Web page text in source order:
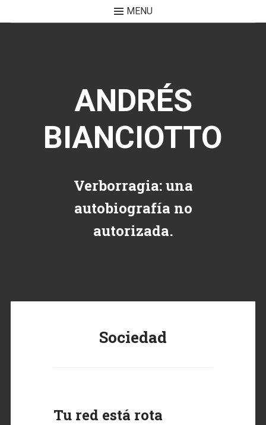
MENU
ANDRÉS
BIANCIOTTO
Verborragia: una
autobiografía no
autorizada.
Sociedad
Tu red está rota